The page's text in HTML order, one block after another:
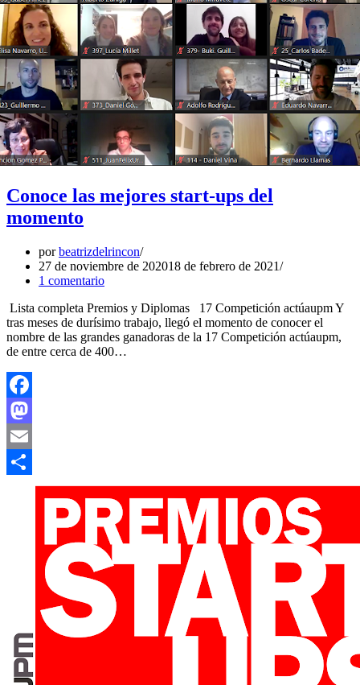
Conoce las mejores start-ups del
momento
porbeatrizdelrincon
27 de noviembre de 202018 de febrero de 2021
1 comentario
Lista completa Premios y Diplomas 17 Competición actúaupm Y
tras meses de durísimo trabajo, llegó el momento de conocer el
nombre de las grandes ganadoras de la 17 Competición actúaupm,
de entre cerca de 400…
Facebook
Mastodon
Email
Compartir